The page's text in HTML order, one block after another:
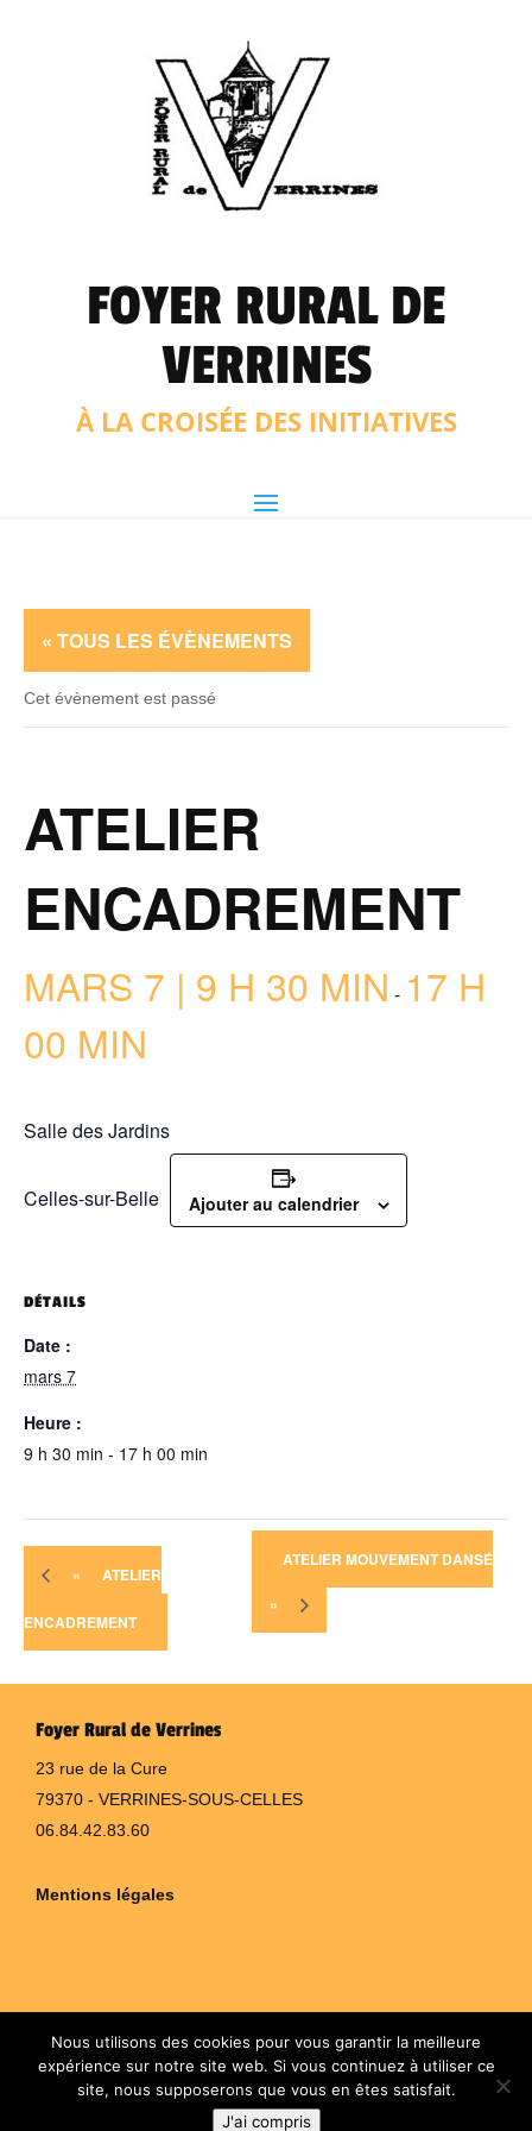
FOYER RURAL DE
VERRINES
À LA CROISÉE DES INITIATIVES
« TOUS LES ÉVÈNEMENTS
Cet évènement est passé
ATELIER
ENCADREMENT
MARS 7 | 9 H 30 MIN - 17 H
00 MIN
Salle des Jardins
Celles-sur-Belle Ajouter au calendrier
DÉTAILS
Date :
mars 7
Heure :
9 h 30 min - 17 h 00 min
« ATELIER
ENCADREMENT
ATELIER MOUVEMENT DANSÉ
»
Foyer Rural de Verrines
23 rue de la Cure
79370 - VERRINES-SOUS-CELLES
06.84.42.83.60
Mentions légales
Nous utilisons des cookies pour vous garantir la meilleure
expérience sur notre site web. Si vous continuez à utiliser ce
site, nous supposerons que vous en êtes satisfait.
J'ai compris